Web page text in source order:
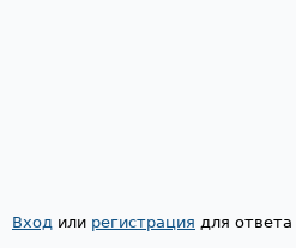
Страницы
Вход или регистрация для ответа